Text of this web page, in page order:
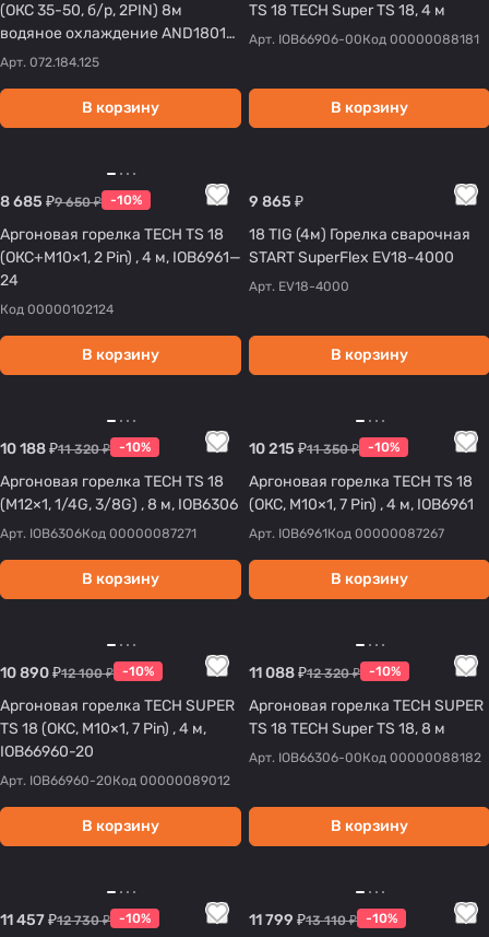
(ОКС 35-50, б/р, 2PIN) 8м
водяное охлаждение AND1801-
08
Арт. 072.184.125
В корзину
TS 18 TECH Super TS 18, 4 м
Арт. IOB66906-00Код 00000088181
В корзину
8 685 ₽9 650 ₽ -10%
Аргоновая горелка TECH TS 18
(ОКС+М10×1, 2 Pin) , 4 м, IOB6961—
24
Код 00000102124
В корзину
9 865 ₽
18 TIG (4м) Горелка сварочная
START SuperFlex EV18-4000
Арт. EV18-4000
В корзину
10 188 ₽11 320 ₽ -10%
Аргоновая горелка TECH TS 18
(M12×1, 1/4G, 3/8G) , 8 м, IOB6306
Арт. IOB6306Код 00000087271
В корзину
10 215 ₽11 350 ₽ -10%
Аргоновая горелка TECH TS 18
(ОКС, M10×1, 7 Pin) , 4 м, IOB6961
Арт. IOB6961Код 00000087267
В корзину
10 890 ₽12 100 ₽ -10%
Аргоновая горелка TECH SUPER
TS 18 (ОКС, M10×1, 7 Pin) , 4 м,
IOB66960-20
Арт. IOB66960-20Код 00000089012
В корзину
11 088 ₽12 320 ₽ -10%
Аргоновая горелка TECH SUPER
TS 18 TECH Super TS 18, 8 м
Арт. IOB66306-00Код 00000088182
В корзину
11 457 ₽12 730 ₽ -10% 11 799 ₽13 110 ₽ -10%